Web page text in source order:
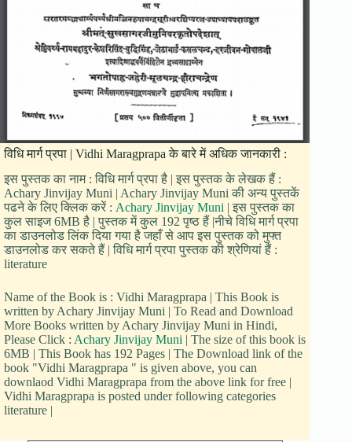
विधि मार्ग प्रपा | Vidhi Maragprapa के बारे में अधिक जानकारी :
इस पुस्तक का नाम : विधि मार्ग प्रपा है | इस पुस्तक के लेखक हैं :
Achary Jinvijay Muni | Achary Jinvijay Muni की अन्य पुस्तकें
पढने के लिए क्लिक करें : Achary Jinvijay Muni | इस पुस्तक का
कुल साइज 6MB है | पुस्तक में कुल 192 पृष्ठ हैं |नीचे विधि मार्ग प्रपा
का डाउनलोड लिंक दिया गया है जहाँ से आप इस पुस्तक को मुफ्त
डाउनलोड कर सकते हैं | विधि मार्ग प्रपा पुस्तक की श्रेणियां हैं :
literature
Name of the Book is : Vidhi Maragprapa | This Book is
written by Achary Jinvijay Muni | To Read and Download
More Books written by Achary Jinvijay Muni in Hindi,
Please Click : Achary Jinvijay Muni | The size of this book is
6MB | This Book has 192 Pages | The Download link of the
book "Vidhi Maragprapa " is given above, you can
downlaod Vidhi Maragprapa from the above link for free |
Vidhi Maragprapa is posted under following categories
literature |